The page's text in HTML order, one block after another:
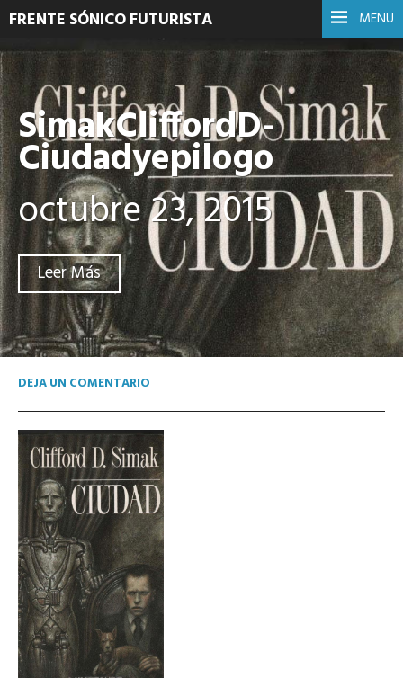
MENU
FRENTE SÓNICO FUTURISTA
SimakCliffordD-
Ciudadyepilogo
octubre 23, 2015
Leer Más
DEJA UN COMENTARIO